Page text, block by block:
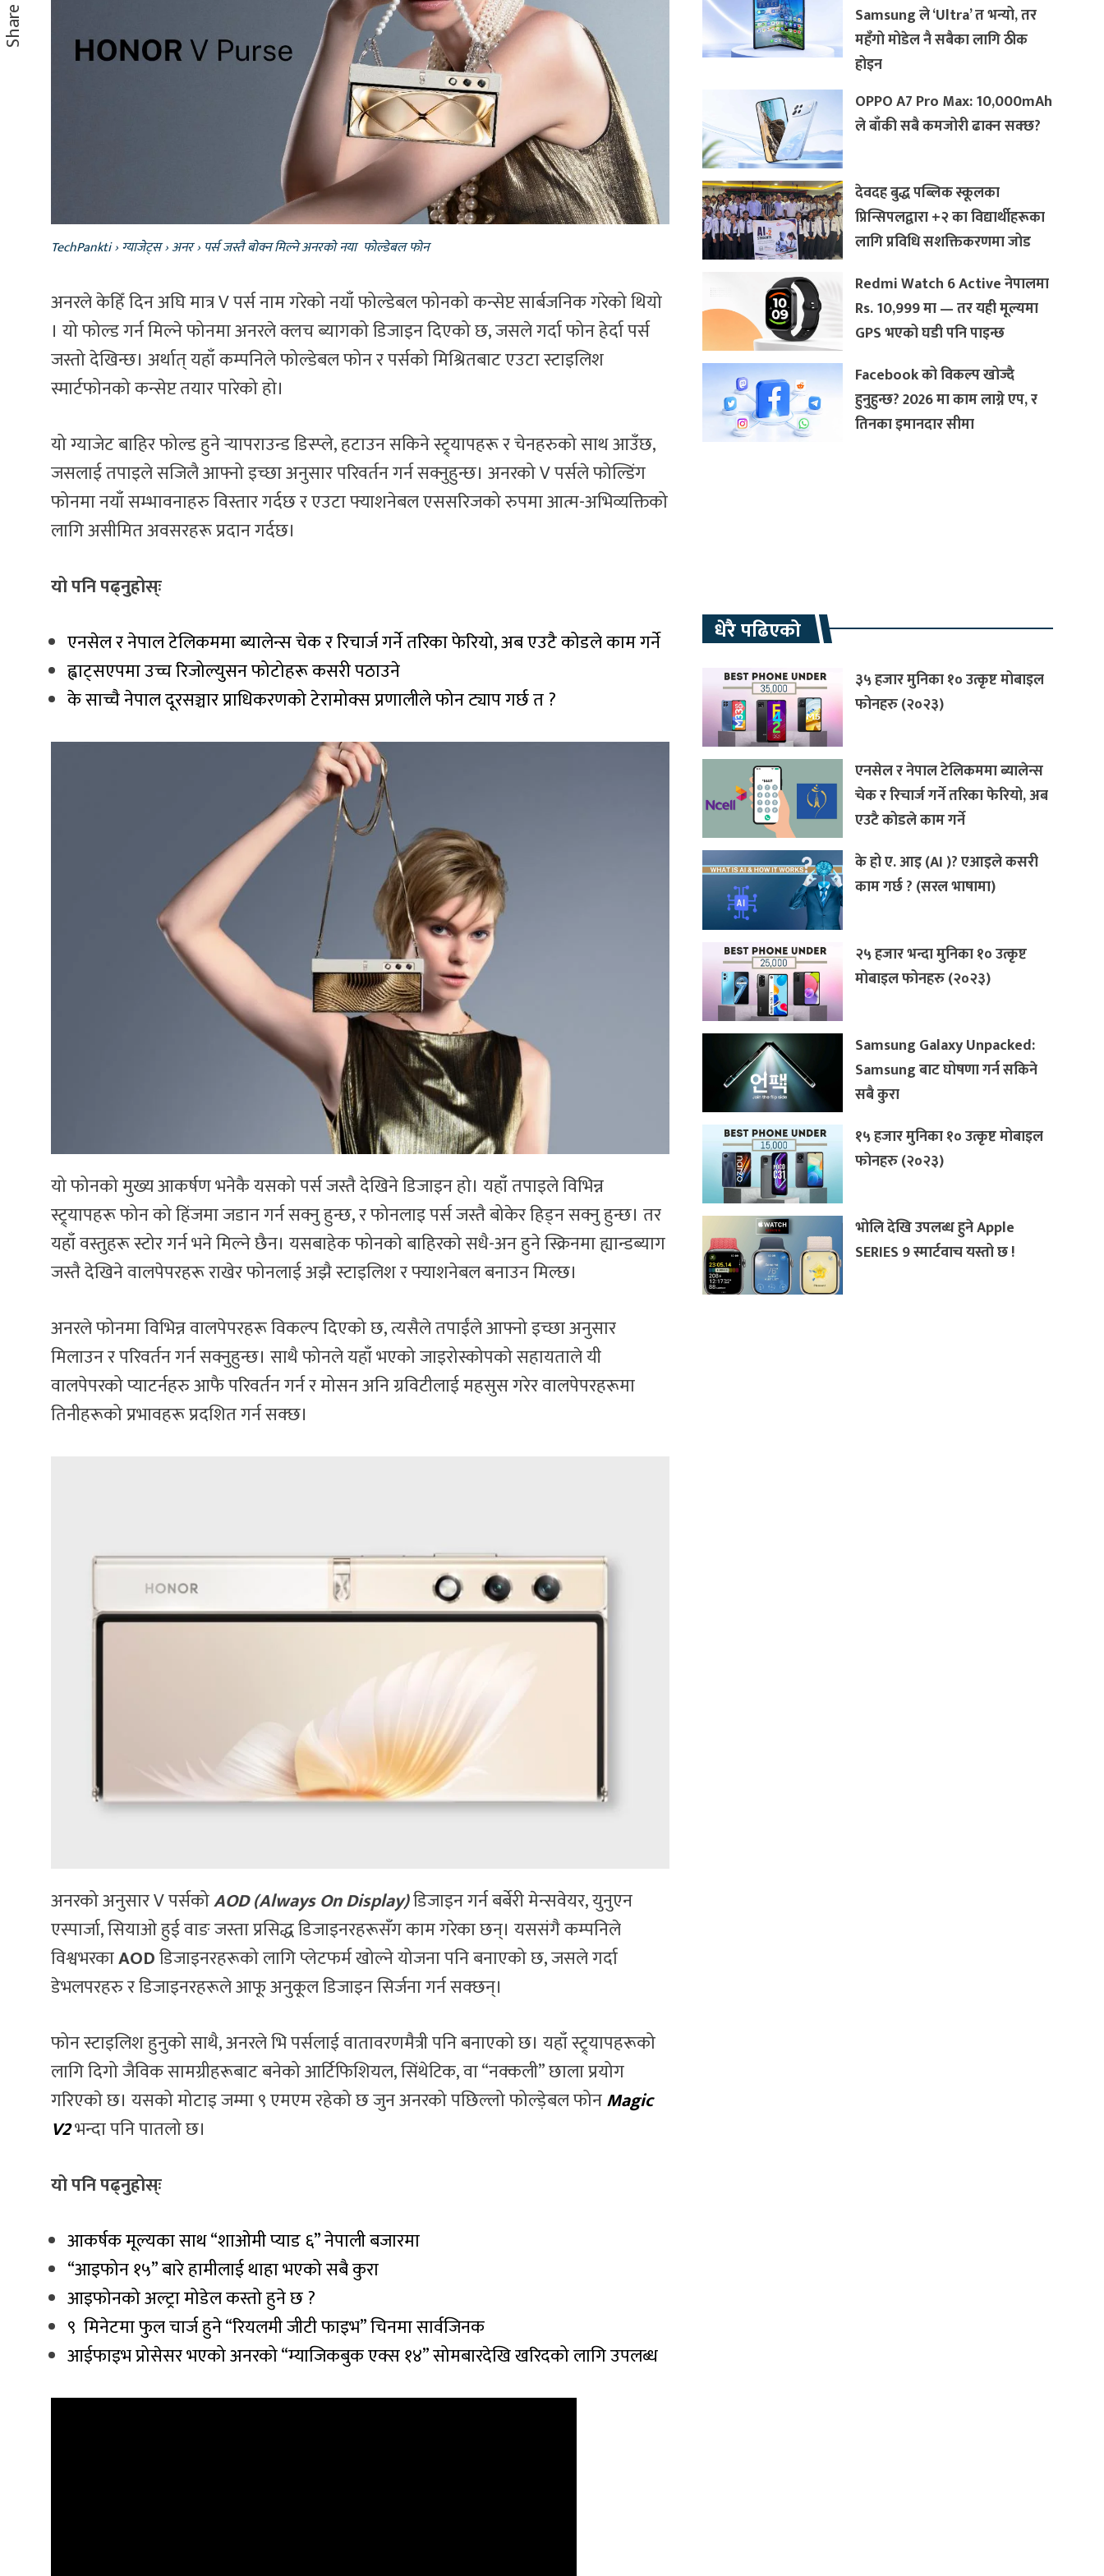
TechPankti›ग्याजेट्स›अनर› पर्स जस्तै बोक्न मिल्ने अनरको नया फोल्डेबल फोन
अनरले केहिँ दिन अघि मात्र V पर्स नाम गरेको नयाँ फोल्डेबल फोनको कन्सेप्ट सार्बजनिक गरेको थियो
। यो फोल्ड गर्न मिल्ने फोनमा अनरले क्लच ब्यागको डिजाइन दिएको छ, जसले गर्दा फोन हेर्दा पर्स
जस्तो देखिन्छ। अर्थात् यहाँ कम्पनिले फोल्डेबल फोन र पर्सको मिश्रितबाट एउटा स्टाइलिश
स्मार्टफोनको कन्सेप्ट तयार पारेको हो।
यो ग्याजेट बाहिर फोल्ड हुने र्‍यापराउन्ड डिस्प्ले, हटाउन सकिने स्ट्र्यापहरू र चेनहरुको साथ आउँछ,
जसलाई तपाइले सजिलै आफ्नो इच्छा अनुसार परिवर्तन गर्न सक्नुहुन्छ। अनरको V पर्सले फोल्डिंग
फोनमा नयाँ सम्भावनाहरु विस्तार गर्दछ र एउटा फ्याशनेबल एससरिजको रुपमा आत्म-अभिव्यक्तिको
लागि असीमित अवसरहरू प्रदान गर्दछ।
यो पनि पढ्नुहोस्ः
एनसेल र नेपाल टेलिकममा ब्यालेन्स चेक र रिचार्ज गर्ने तरिका फेरियो, अब एउटै कोडले काम गर्ने
ह्वाट्सएपमा उच्च रिजोल्युसन फोटोहरू कसरी पठाउने
के साच्चै नेपाल दूरसञ्चार प्राधिकरणको टेरामोक्स प्रणालीले फोन ट्याप गर्छ त ?
यो फोनको मुख्य आकर्षण भनेकै यसको पर्स जस्तै देखिने डिजाइन हो। यहाँ तपाइले विभिन्न
स्ट्र्यापहरू फोन को हिंजमा जडान गर्न सक्नु हुन्छ, र फोनलाइ पर्स जस्तै बोकेर हिड्न सक्नु हुन्छ। तर
यहाँ वस्तुहरू स्टोर गर्न भने मिल्ने छैन। यसबाहेक फोनको बाहिरको सधै-अन हुने स्क्रिनमा ह्यान्डब्याग
जस्तै देखिने वालपेपरहरू राखेर फोनलाई अझै स्टाइलिश र फ्याशनेबल बनाउन मिल्छ।
अनरले फोनमा विभिन्न वालपेपरहरू विकल्प दिएको छ, त्यसैले तपाईंले आफ्नो इच्छा अनुसार
मिलाउन र परिवर्तन गर्न सक्नुहुन्छ। साथै फोनले यहाँ भएको जाइरोस्कोपको सहायताले यी
वालपेपरको प्याटर्नहरु आफै परिवर्तन गर्न र मोसन अनि ग्रविटीलाई महसुस गरेर वालपेपरहरूमा
तिनीहरूको प्रभावहरू प्रदशित गर्न सक्छ।
अनरको अनुसार V पर्सकोAOD (Always On Display)डिजाइन गर्न बर्बेरी मेन्सवेयर, युनुएन
एस्पार्जा, सियाओ हुई वाङ जस्ता प्रसिद्ध डिजाइनरहरूसँग काम गरेका छन्। यससंगै कम्पनिले
विश्वभरकाAODडिजाइनरहरूको लागि प्लेटफर्म खोल्ने योजना पनि बनाएको छ, जसले गर्दा
डेभलपरहरु र डिजाइनरहरूले आफू अनुकूल डिजाइन सिर्जना गर्न सक्छन्।
फोन स्टाइलिश हुनुको साथै, अनरले भि पर्सलाई वातावरणमैत्री पनि बनाएको छ। यहाँ स्ट्र्यापहरूको
लागि दिगो जैविक सामग्रीहरूबाट बनेको आर्टिफिशियल, सिंथेटिक, वा “नक्कली” छाला प्रयोग
गरिएकाे छ। यसको मोटाइ जम्मा ९ एमएम रहेको छ जुन अनरको पछिल्लो फोल्ड़ेबल फोनMagic
V2भन्दा पनि पातलो छ।
यो पनि पढ्नुहोस्ः
आकर्षक मूल्यका साथ “शाओमी प्याड ६” नेपाली बजारमा
“आइफोन १५” बारे हामीलाई थाहा भएको सबै कुरा
आइफोनको अल्ट्रा मोडेल कस्तो हुने छ ?
९ मिनेटमा फुल चार्ज हुने “रियलमी जीटी फाइभ” चिनमा सार्वजिनक
आईफाइभ प्रोसेसर भएको अनरको “म्याजिकबुक एक्स १४” सोमबारदेखि खरिदको लागि उपलब्ध
Samsung ले ‘Ultra’ त भन्यो, तर
महँगो मोडेल नै सबैका लागि ठीक
होइन
OPPO A7 Pro Max: 10,000mAh
ले बाँकी सबै कमजोरी ढाक्न सक्छ?
देवदह बुद्ध पब्लिक स्कूलका
प्रिन्सिपलद्वारा +२ का विद्यार्थीहरूका
लागि प्रविधि सशक्तिकरणमा जोड
Redmi Watch 6 Active नेपालमा
Rs. 10,999 मा — तर यही मूल्यमा
GPS भएको घडी पनि पाइन्छ
Facebook को विकल्प खोज्दै
हुनुहुन्छ? 2026 मा काम लाग्ने एप, र
तिनका इमानदार सीमा
धेरै पढिएको
३५ हजार मुनिका १० उत्कृष्ट मोबाइल
फोनहरु (२०२३)
एनसेल र नेपाल टेलिकममा ब्यालेन्स
चेक र रिचार्ज गर्ने तरिका फेरियो, अब
एउटै कोडले काम गर्ने
के हो ए. आइ (AI )? एआइले कसरी
काम गर्छ ? (सरल भाषामा)
२५ हजार भन्दा मुनिका १० उत्कृष्ट
मोबाइल फोनहरु (२०२३)
Samsung Galaxy Unpacked:
Samsung बाट घोषणा गर्न सकिने
सबै कुरा
१५ हजार मुनिका १० उत्कृष्ट मोबाइल
फोनहरु (२०२३)
भोलि देखि उपलब्ध हुने Apple
SERIES 9 स्मार्टवाच यस्तो छ !